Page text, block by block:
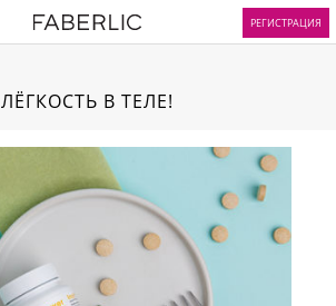
РЕГИСТРАЦИЯ
ЛЁГКОСТЬ В ТЕЛЕ!